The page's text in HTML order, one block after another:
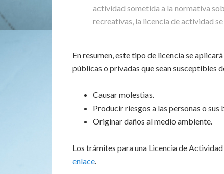
actividad sometida a la normativa
recreativas, la licencia de actividad
En resumen, este tipo de licencia se
públicas o privadas que sean susceptibles
Causar molestias.
Producir riesgos a las personas o sus
Originar daños al medio ambiente.
Los trámites para una Licencia de
enlace.